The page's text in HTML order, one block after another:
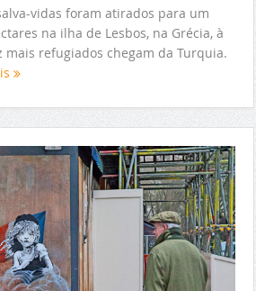
vidas foram atirados para um
na ilha de Lesbos, na Grécia, à
mais refugiados chegam da Turquia.